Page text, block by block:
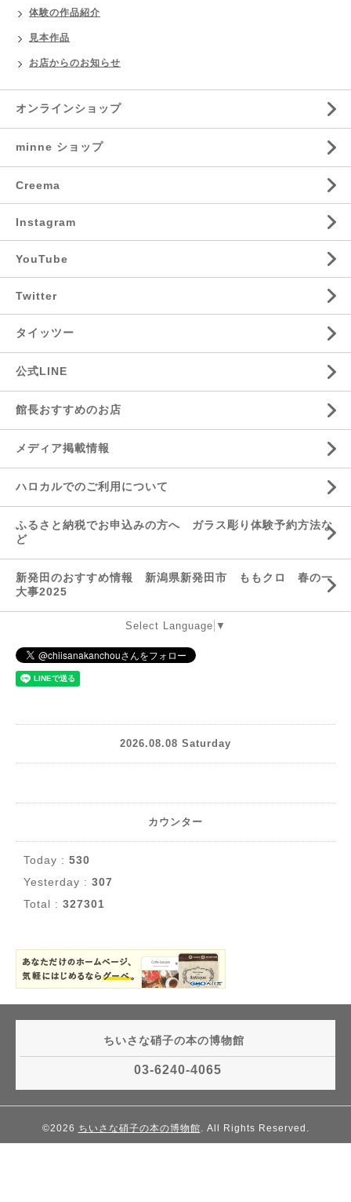
体験の作品紹介
見本作品
お店からのお知らせ
オンラインショップ
minne ショップ
Creema
Instagram
YouTube
Twitter
タイッツー
公式LINE
館長おすすめのお店
メディア掲載情報
ハロカルでのご利用について
ふるさと納税でお申込みの方へ ガラス彫り体験予約方法な
ど
新発田のおすすめ情報 新潟県新発田市 ももクロ 春の一
大事2025
Select Language ▼
2026.08.08 Saturday
カウンター
Today : 530
Yesterday : 307
Total : 327301
ちいさな硝子の本の博物館
03-6240-4065
©2026 ちいさな硝子の本の博物館. All Rights Reserved.